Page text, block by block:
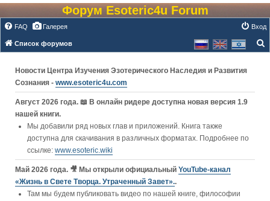
Форум Esoteric4u Forum
FAQ Галерея Вход
Список форумов
Новости Центра Изучения Эзотерического Наследия и Развития
Сознания - www.esoteric4u.com
Август 2026 года. 📖 В онлайн ридере доступна новая версия 1.9
нашей книги.
Мы добавили ряд новых глав и приложений. Книга также
доступна для скачивания в различных форматах. Подробнее по
ссылке: www.esoteric.wiki
Май 2026 года. 🎥 Мы открыли официальный YouTube‑канал
«Жизнь в Свете Творца. Утраченный Завет»..
Там мы будем публиковать видео по нашей книге, философии